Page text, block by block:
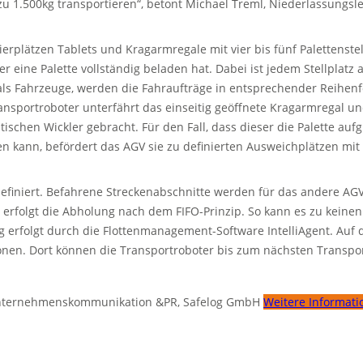
1.500kg transportieren“, betont Michael Treml,
Tablets und Kragarmregale mit vier bis fünf
eine Palette vollständig beladen hat. Dabei ist jedem Stellplatz
Fahrzeuge, werden die Fahraufträge in entsprechender
unterfährt das einseitig geöffnete Kragarmregal
Wickler gebracht. Für den Fall, dass dieser die Palette
kann, befördert das AGV sie zu definierten Ausweichplätzen
Befahrene Streckenabschnitte werden für das andere
die Abholung nach dem FIFO-Prinzip. So kann es zu
erfolgt durch die Flottenmanagement-Software IntelliAgent.
Dort können die Transportroboter bis zum nächsten
&PR, Safelog GmbH Weitere